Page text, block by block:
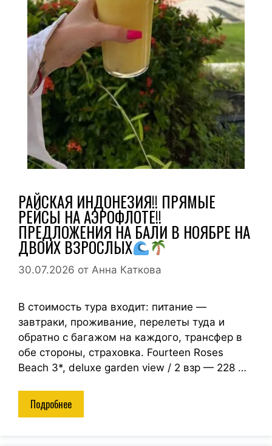
РАЙСКАЯ ИНДОНЕЗИЯ!! ПРЯМЫЕ
РЕЙСЫ НА АЭРОФЛОТЕ!!
ПРЕДЛОЖЕНИЯ НА БАЛИ В НОЯБРЕ НА
ДВОИХ ВЗРОСЛЫХ
30.07.2026 от Анна Каткова
В стоимость тура входит: питание —
завтраки, проживание, перелеты туда и
обратно с багажом на каждого, трансфер в
обе стороны, страховка. Fourteen Roses
Beach 3*, deluxe garden view / 2 взр — 228 …
Подробнее